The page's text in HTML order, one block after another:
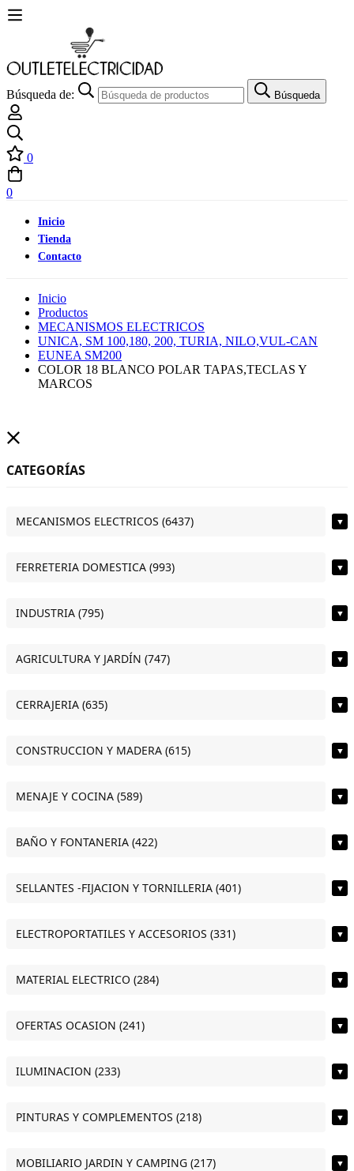
Búsqueda de: Búsqueda
0
0
Inicio
Tienda
Contacto
Inicio
Productos
MECANISMOS ELECTRICOS
UNICA, SM 100,180, 200, TURIA, NILO,VUL-CAN
EUNEA SM200
COLOR 18 BLANCO POLAR TAPAS,TECLAS Y
MARCOS
CATEGORÍAS
MECANISMOS ELECTRICOS (6437) ▼
FERRETERIA DOMESTICA (993) ▼
INDUSTRIA (795) ▼
AGRICULTURA Y JARDÍN (747) ▼
CERRAJERIA (635) ▼
CONSTRUCCION Y MADERA (615) ▼
MENAJE Y COCINA (589) ▼
BAÑO Y FONTANERIA (422) ▼
SELLANTES -FIJACION Y TORNILLERIA (401) ▼
ELECTROPORTATILES Y ACCESORIOS (331) ▼
MATERIAL ELECTRICO (284) ▼
OFERTAS OCASION (241) ▼
ILUMINACION (233) ▼
PINTURAS Y COMPLEMENTOS (218) ▼
MOBILIARIO JARDIN Y CAMPING (217) ▼